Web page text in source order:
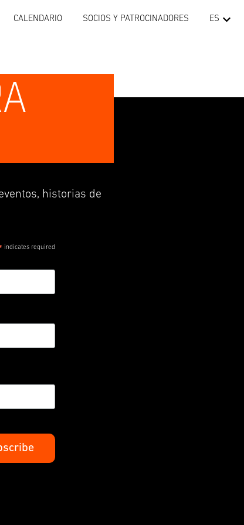
CALENDARIO SOCIOS Y PATROCINADORES ES
historias de
indicates required